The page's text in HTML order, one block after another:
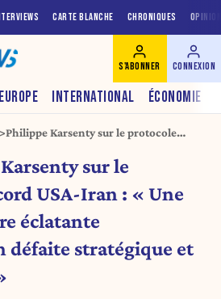
CARTE BLANCHE CHRONIQUES
EUROPE INTERNATIONAL ÉCONOMIE
S'ABONNER CONNEXION
Philippe Karsenty sur le protocole
militaire éclatante transformée en
défaite stratégique et diplomatique »
sur le
USA-Iran : « Une
éclatante
défaite stratégique et